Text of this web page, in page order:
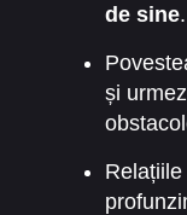
de sine.
și